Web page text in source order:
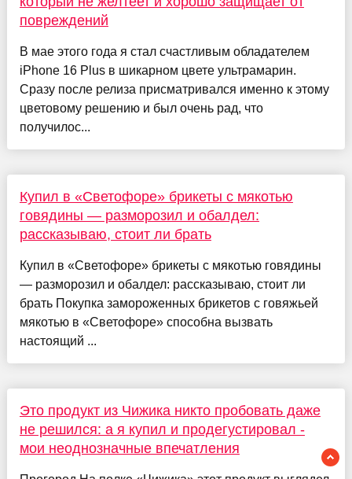
повреждений
В мае этого года я стал счастливым обладателем
iPhone 16 Plus в шикарном цвете ультрамарин.
Сразу после релиза присматривался именно к этому
цветовому решению и был очень рад, что
получилос...
Купил в «Светофоре» брикеты с мякотью
говядины — разморозил и обалдел:
рассказываю, стоит ли брать
Купил в «Светофоре» брикеты с мякотью говядины
— разморозил и обалдел: рассказываю, стоит ли
брать Покупка замороженных брикетов с говяжьей
мякотью в «Светофоре» способна вызвать
настоящий ...
Это продукт из Чижика никто пробовать даже
не решился: а я купил и продегустировал -
мои неоднозначные впечатления